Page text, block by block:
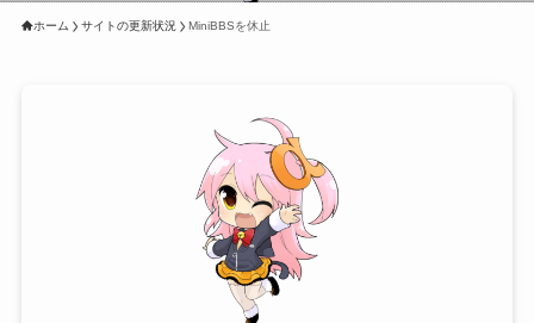
ホーム サイトの更新状況 MiniBBSを休止